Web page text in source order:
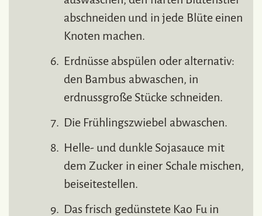
abschneiden und in jede Blüte einen
Knoten machen.
Erdnüsse abspülen oder alternativ:
den Bambus abwaschen, in
erdnussgroße Stücke schneiden.
Die Frühlingszwiebel abwaschen.
Helle- und dunkle Sojasauce mit
dem Zucker in einer Schale mischen,
beiseitestellen.
Das frisch gedünstete Kao Fu in